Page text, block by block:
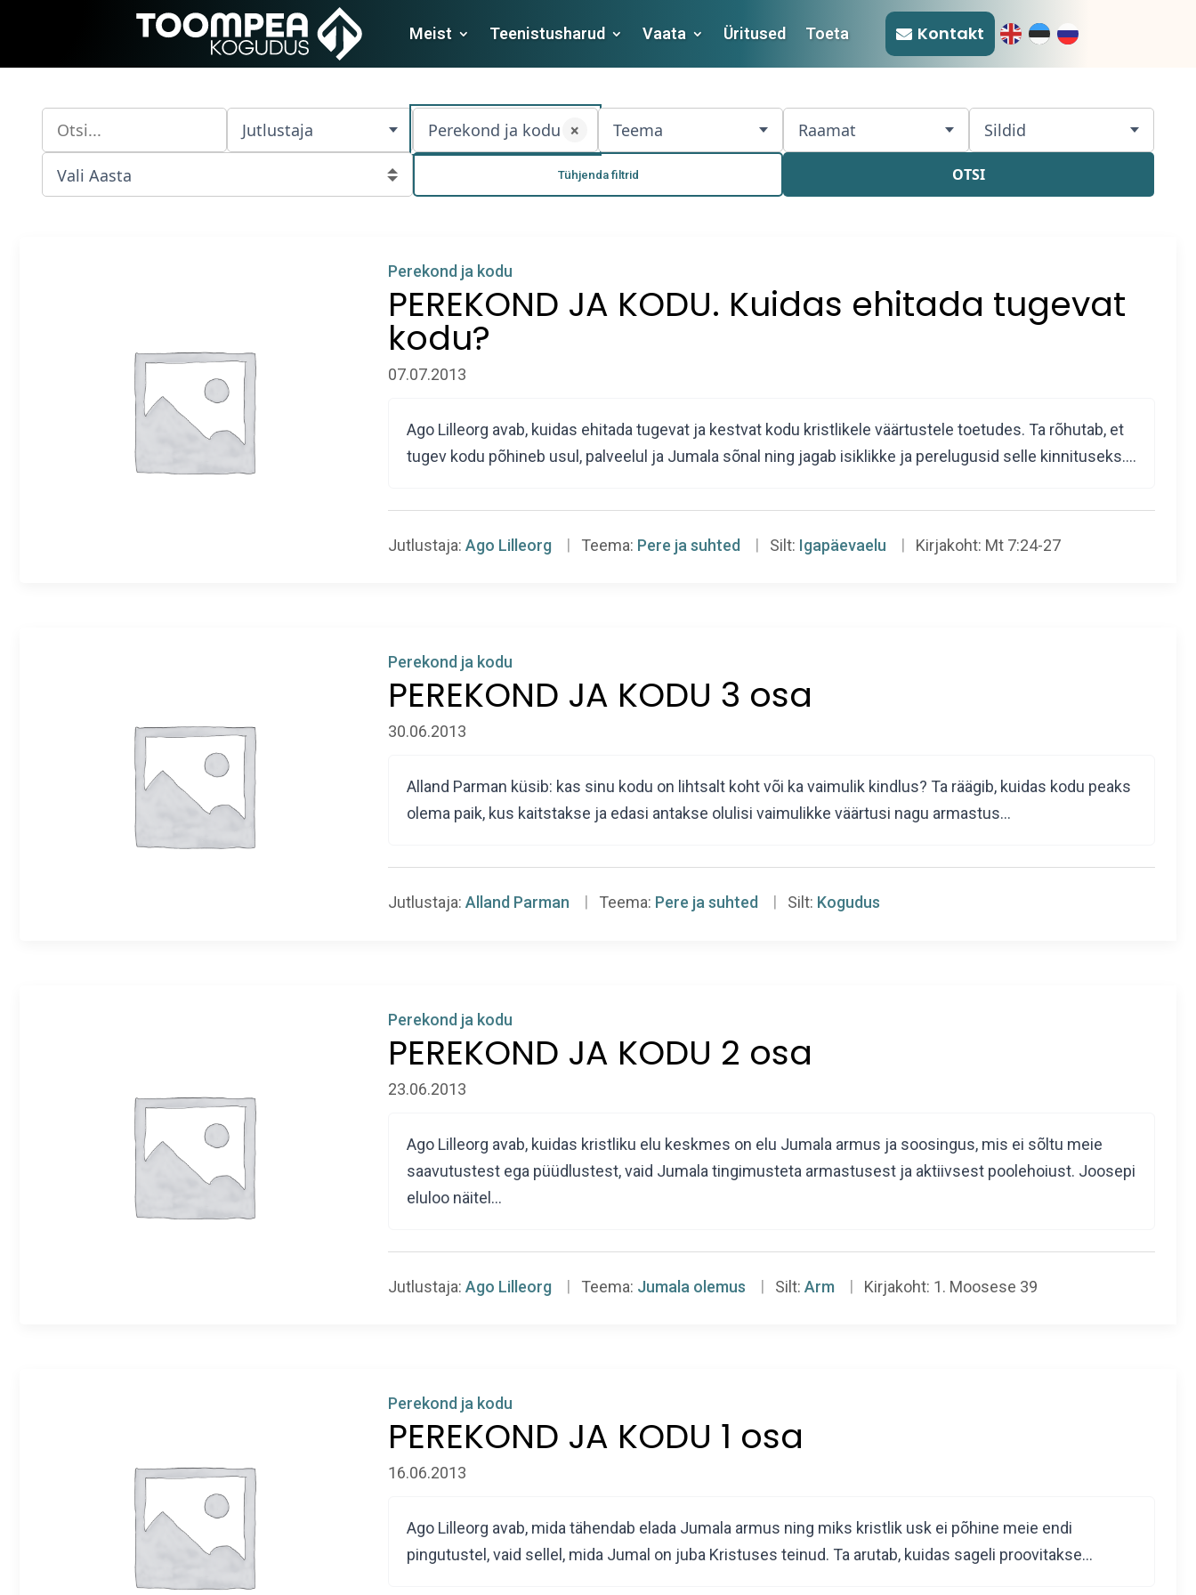
Meist Teenistusharud Vaata Üritused Toeta Kontakt
Jutlustaja Perekond ja kodu (4)
× Teema Raamat Sildid
Tühjenda filtrid OTSI
Perekond ja kodu
PEREKOND JA KODU. Kuidas ehitada tugevat
kodu?
07.07.2013
Ago Lilleorg avab, kuidas ehitada tugevat ja kestvat kodu kristlikele väärtustele toetudes. Ta rõhutab, et
tugev kodu põhineb usul, palveelul ja Jumala sõnal ning jagab isiklikke ja perelugusid selle kinnituseks.…
Jutlustaja: Ago Lilleorg Teema: Pere ja suhted Silt: Igapäevaelu Kirjakoht: Mt 7:24-27
Perekond ja kodu
PEREKOND JA KODU 3 osa
30.06.2013
Alland Parman küsib: kas sinu kodu on lihtsalt koht või ka vaimulik kindlus? Ta räägib, kuidas kodu peaks
olema paik, kus kaitstakse ja edasi antakse olulisi vaimulikke väärtusi nagu armastus…
Jutlustaja: Alland Parman Teema: Pere ja suhted Silt: Kogudus
Perekond ja kodu
PEREKOND JA KODU 2 osa
23.06.2013
Ago Lilleorg avab, kuidas kristliku elu keskmes on elu Jumala armus ja soosingus, mis ei sõltu meie
saavutustest ega püüdlustest, vaid Jumala tingimusteta armastusest ja aktiivsest poolehoiust. Joosepi
eluloo näitel…
Jutlustaja: Ago Lilleorg Teema: Jumala olemus Silt: Arm Kirjakoht: 1. Moosese 39
Perekond ja kodu
PEREKOND JA KODU 1 osa
16.06.2013
Ago Lilleorg avab, mida tähendab elada Jumala armus ning miks kristlik usk ei põhine meie endi
pingutustel, vaid sellel, mida Jumal on juba Kristuses teinud. Ta arutab, kuidas sageli proovitakse…